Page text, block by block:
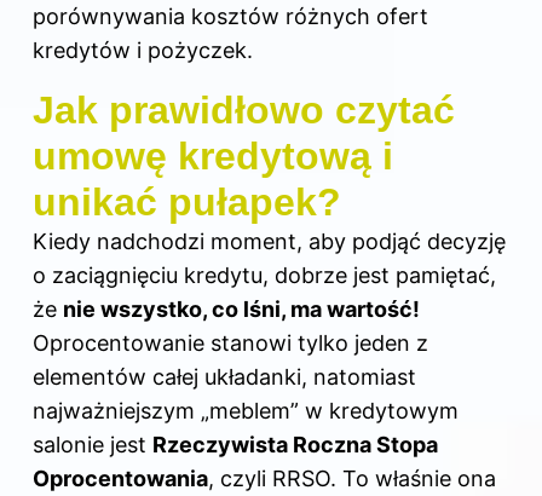
porównywania kosztów różnych ofert
kredytów i pożyczek.
Jak prawidłowo czytać
umowę kredytową i
unikać pułapek?
Kiedy nadchodzi moment, aby podjąć decyzję
o zaciągnięciu kredytu, dobrze jest pamiętać,
że nie wszystko, co lśni, ma wartość!
Oprocentowanie stanowi tylko jeden z
elementów całej układanki, natomiast
najważniejszym „meblem” w kredytowym
salonie jest Rzeczywista Roczna Stopa
Oprocentowania, czyli RRSO. To właśnie ona